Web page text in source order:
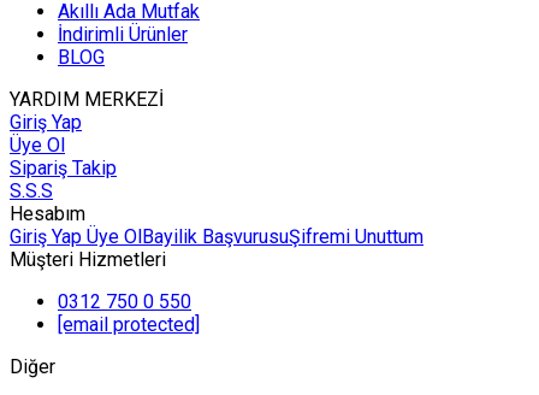
Akıllı Ada Mutfak
İndirimli Ürünler
BLOG
YARDIM MERKEZİ
Giriş Yap
Üye Ol
Sipariş Takip
S.S.S
Hesabım
Giriş Yap Üye OlBayilik BaşvurusuŞifremi Unuttum
Müşteri Hizmetleri
0312 750 0 550
[email protected]
Diğer